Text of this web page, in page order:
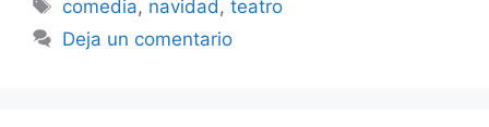
comedia, navidad ,teatro
Deja un comentario